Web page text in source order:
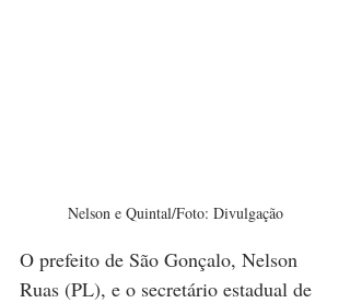
Nelson e Quintal/Foto: Divulgação
O prefeito de São Gonçalo, Nelson
Ruas (PL), e o secretário estadual de